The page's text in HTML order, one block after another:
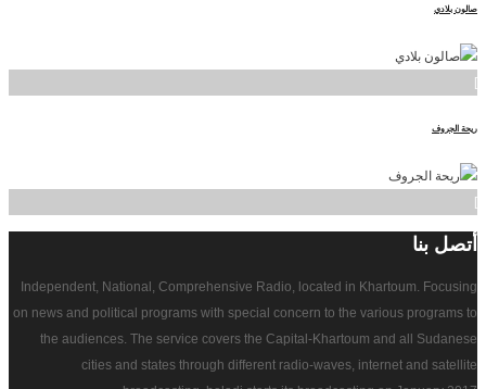
صالون بلادي
]
ريحة الجروف
]
أتصل بنا
Independent, National, Comprehensive Radio, located in Khartoum. Focusing
on news and political programs with special concern to the various programs to
the audiences. The service covers the Capital-Khartoum and all Sudanese
cities and states through different radio-waves, internet and satellite